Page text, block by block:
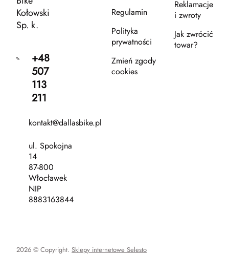
Kołowski
Sp. k.
+48
507
113
211
kontakt@dallasbike.pl
ul. Spokojna
14
87-800
Włocławek
NIP
8883163844
Regulamin
Polityka
prywatności
Zmień zgody
cookies
Reklamacje
i zwroty
Jak zwrócić
towar?
2026 © Copyright. Sklepy internetowe Selesto